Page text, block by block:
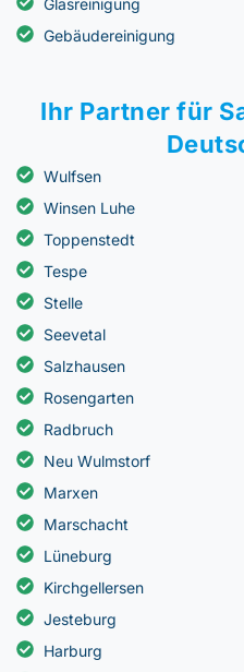
Glasreinigung
Gebäudereinigung
Ihr Partner für
Wulfsen
Winsen Luhe
Toppenstedt
Tespe
Stelle
Seevetal
Salzhausen
Rosengarten
Radbruch
Neu Wulmstorf
Marxen
Marschacht
Lüneburg
Kirchgellersen
Jesteburg
Harburg